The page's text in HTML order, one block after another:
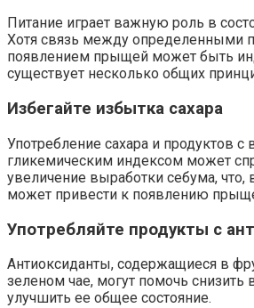
Питание играет важную роль в
Хотя связь между определенными
появлением прыщей может быть
существует несколько общих
Избегайте избытка сахара
Употребление сахара и продуктов
гликемическим индексом может
увеличение выработки себума,
может привести к появлению
Употребляйте продукты с
Антиоксиданты, содержащиеся в
зеленом чае, могут помочь снизить
улучшить ее общее состояние.